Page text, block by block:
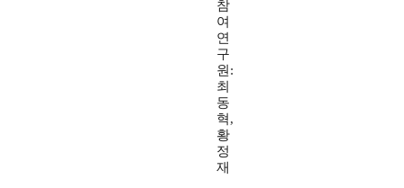
참
여
연
구
원:
최
동
혁,
황
정
재